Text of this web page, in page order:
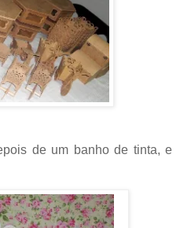
de um banho de tinta, e